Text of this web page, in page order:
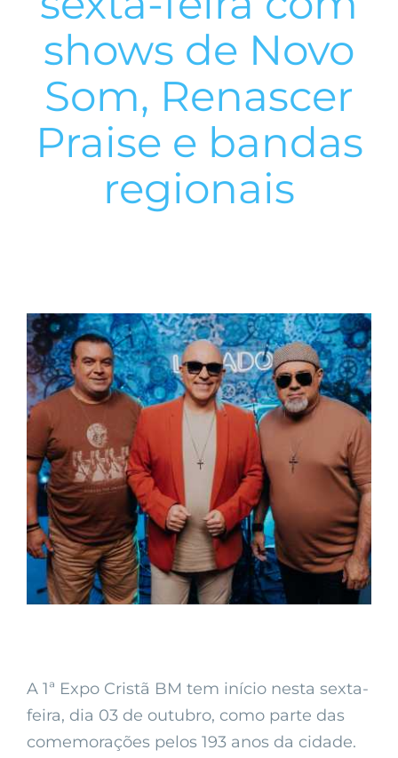
shows de Novo
Som, Renascer
Praise e bandas
regionais
View
Larger
Image
A 1ª Expo Cristã BM tem início nesta sexta-
feira, dia 03 de outubro, como parte das
comemorações pelos 193 anos da cidade.